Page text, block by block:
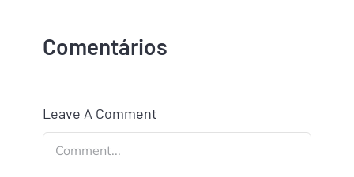
Comentários
Leave A Comment
Comment